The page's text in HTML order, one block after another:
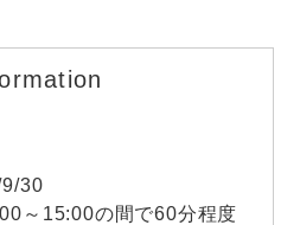
30
～15:00の間で60分程度